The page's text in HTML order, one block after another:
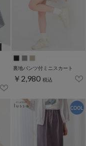
裏地パンツ付ミニスカート
￥2,980 税込